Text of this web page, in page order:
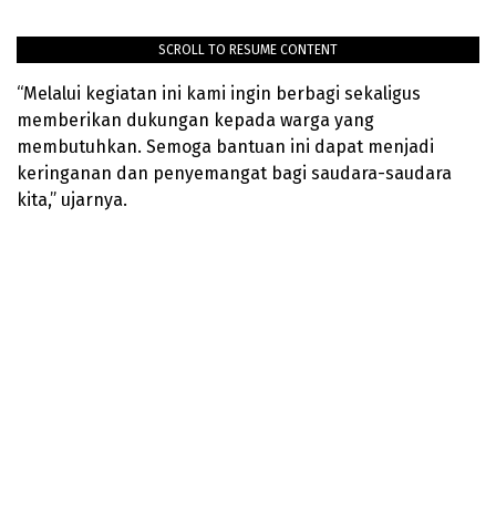
SCROLL TO RESUME CONTENT
“Melalui kegiatan ini kami ingin berbagi sekaligus
memberikan dukungan kepada warga yang
membutuhkan. Semoga bantuan ini dapat menjadi
keringanan dan penyemangat bagi saudara-saudara
kita,” ujarnya.